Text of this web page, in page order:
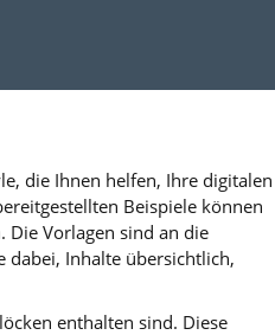
die Ihnen helfen, Ihre digitalen
Beispiele können
Die Vorlagen sind an die
dabei, Inhalte übersichtlich,
enthalten sind. Diese